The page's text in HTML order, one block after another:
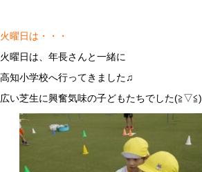
火曜日は・・・
火曜日は、年長さんと一緒に
高知小学校へ行ってきました♫
広い芝生に興奮気味の子どもたちでした(≧▽≦)